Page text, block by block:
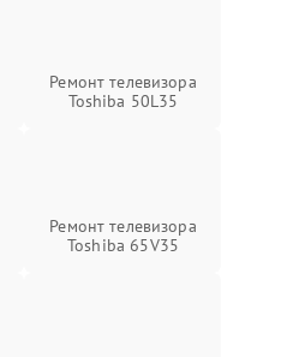
Ремонт телевизора
Toshiba 50L35
Ремонт телевизора
Toshiba 65V35